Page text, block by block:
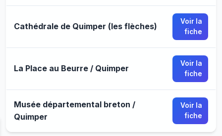
Cathédrale de Quimper (les flèches)
Voir la
fiche
La Place au Beurre / Quimper
Voir la
fiche
Musée départemental breton /
Quimper
Voir la
fiche